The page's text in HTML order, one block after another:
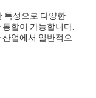
특성으로 다양한
합이 가능합니다.
업에서 일반적으